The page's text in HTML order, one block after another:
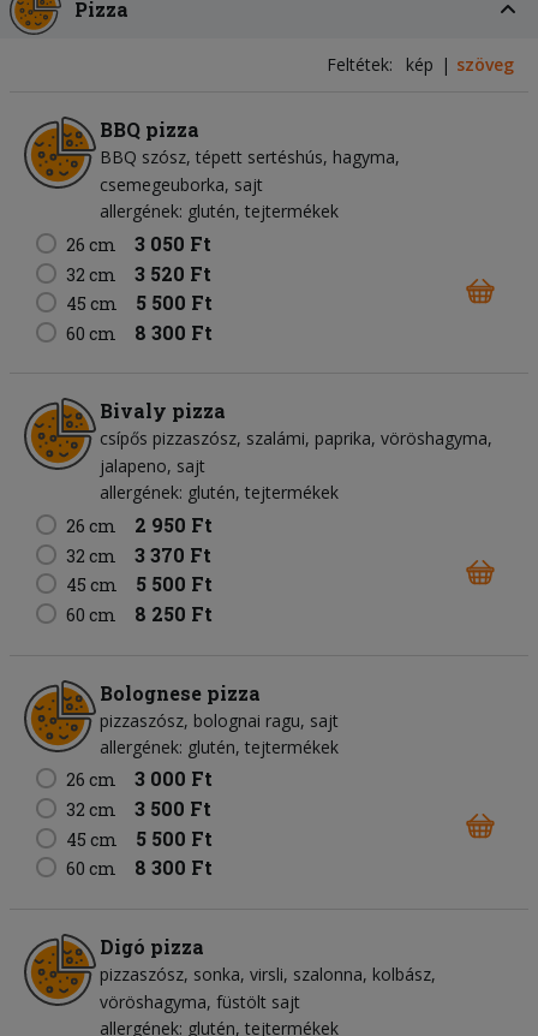
Pizza
Feltétek: kép szöveg
BBQ pizza
BBQ szósz tépett sertéshús hagyma
csemegeuborka sajt
allergének: glutén, tejtermékek
26 cm
3 050 Ft
32 cm 3 520 Ft
45 cm 5 500 Ft
60 cm 8 300 Ft
Bivaly pizza
csípős pizzaszósz szalámi paprika vöröshagyma
jalapeno sajt
allergének: glutén, tejtermékek
26 cm
2 950 Ft
32 cm 3 370 Ft
45 cm 5 500 Ft
60 cm 8 250 Ft
Bolognese pizza
pizzaszósz bolognai ragu sajt
allergének: glutén, tejtermékek
26 cm
3 000 Ft
32 cm 3 500 Ft
45 cm 5 500 Ft
60 cm 8 300 Ft
Digó pizza
pizzaszósz sonka virsli szalonna kolbász
vöröshagyma füstölt sajt
allergének: glutén, tejtermékek